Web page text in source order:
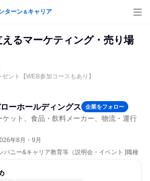
ターン＆キャリア
えるマーケティング・売り場
ント【WEB参加コースもあり】
ーホールディングス 企業をフォロー
ケット、食品・飲料メーカー、物流・運行
年8月・9月
パニー&キャリア教育等（説明会・イベント [職種